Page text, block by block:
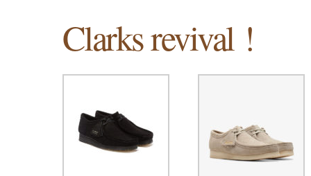
Clarks revival !